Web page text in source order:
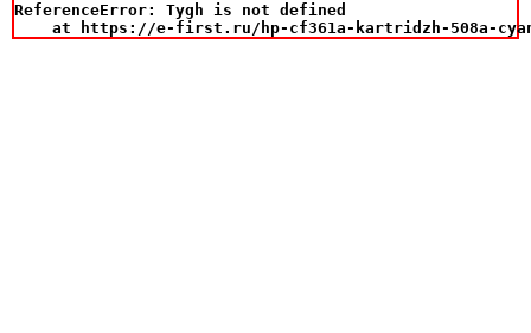
ReferenceError: Tygh is not defined
at https://e-first.ru/hp-cf361a-kartridzh-508a-